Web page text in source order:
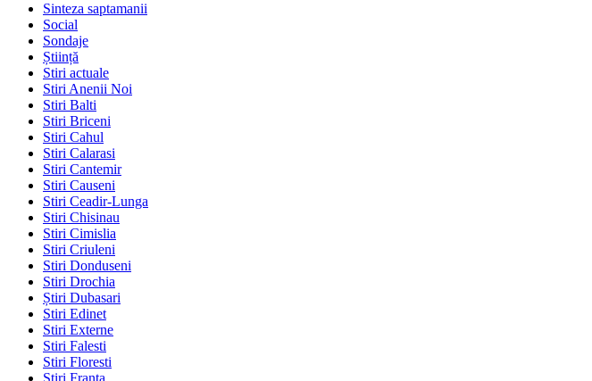
Sinteza saptamanii
Social
Sondaje
Știință
Stiri actuale
Stiri Anenii Noi
Stiri Balti
Stiri Briceni
Stiri Cahul
Stiri Calarasi
Stiri Cantemir
Stiri Causeni
Stiri Ceadir-Lunga
Stiri Chisinau
Stiri Cimislia
Stiri Criuleni
Stiri Donduseni
Stiri Drochia
Știri Dubasari
Stiri Edinet
Stiri Externe
Stiri Falesti
Stiri Floresti